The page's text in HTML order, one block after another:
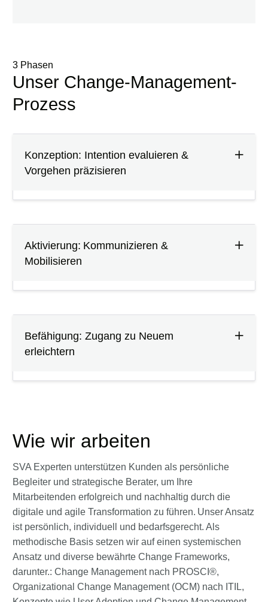
3 Phasen
Unser Change-Management-
Prozess
Konzeption: Intention evaluieren &
Vorgehen präzisieren
Aktivierung: Kommunizieren &
Mobilisieren
Befähigung: Zugang zu Neuem
erleichtern
Wie wir arbeiten
SVA Experten unterstützen Kunden als persönliche
Begleiter und strategische Berater, um Ihre
Mitarbeitenden erfolgreich und nachhaltig durch die
digitale und agile Transformation zu führen. Unser Ansatz
ist persönlich, individuell und bedarfsgerecht. Als
methodische Basis setzen wir auf einen systemischen
Ansatz und diverse bewährte Change Frameworks,
darunter.: Change Management nach PROSCI®,
Organizational Change Management (OCM) nach ITIL,